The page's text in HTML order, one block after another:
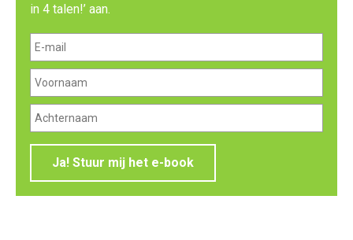
in 4 talen!’ aan.
Ja! Stuur mij het e-book